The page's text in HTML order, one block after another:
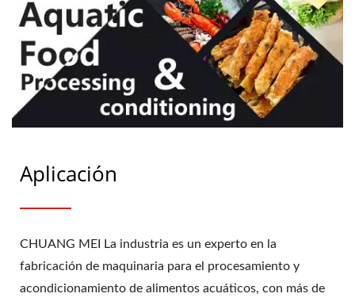
Aplicación
CHUANG MEI La industria es un experto en la
fabricación de maquinaria para el procesamiento y
acondicionamiento de alimentos acuáticos, con más de